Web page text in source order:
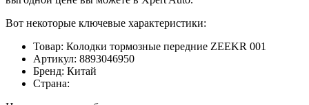
Вот некоторые ключевые характеристики:
Товар: Колодки тормозные передние ZEEKR 001
Артикул: 8893046950
Бренд: Китай
Страна: